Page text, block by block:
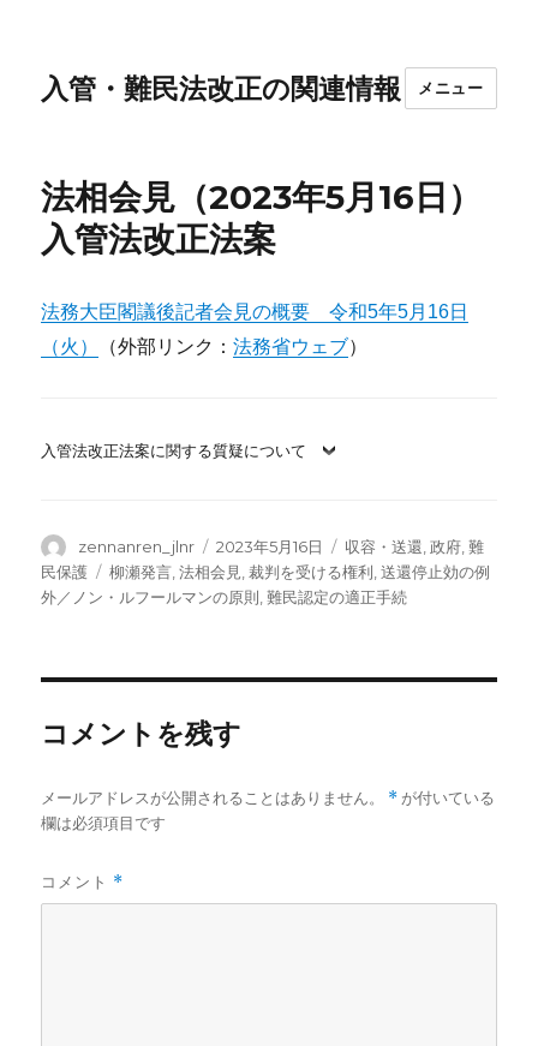
入管・難民法改正の関連情報 メニュー
法相会見（2023年5月16日）
入管法改正法案
法務大臣閣議後記者会見の概要 令和5年5月16日
（火）
（外部リンク：法務省ウェブ）
入管法改正法案に関する質疑について
投
稿
者
zennanren_jlnr
投
稿
日:
2023年5月16日
カ
テ
ゴ
収容・送還 ,政府 ,難
民保護
タ
グ
柳瀬発言 ,法相会見 ,裁判を受ける権利 ,送還停止効の例
外／ノン・ルフールマンの原則 ,難民認定の適正手続
コメントを残す
メールアドレスが公開されることはありません。 * が付いている
欄は必須項目です
コメント *